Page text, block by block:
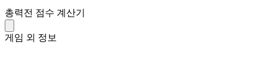
총력전 점수 계산기
게임 외 정보